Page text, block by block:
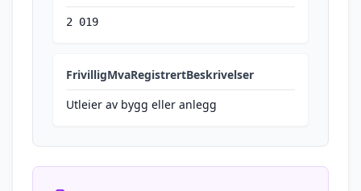
2 019
FrivilligMvaRegistrertBeskrivelser
Utleier av bygg eller anlegg